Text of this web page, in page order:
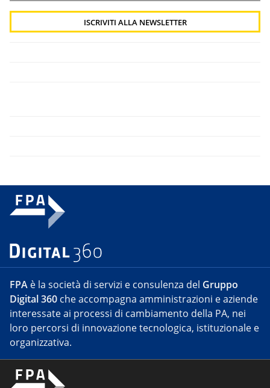
FPA è la società di servizi e consulenza del Gruppo
Digital 360 che accompagna amministrazioni e aziende
interessate ai processi di cambiamento della PA, nei
loro percorsi di innovazione tecnologica, istituzionale e
organizzativa.